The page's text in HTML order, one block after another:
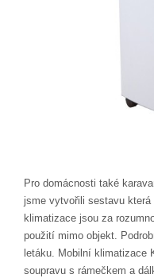
Pro domácnosti také
jsme vytvořili sestavu
klimatizace jsou za
použití mimo objekt.
letáku. Mobilní klimatizace
soupravu s rámečkem a